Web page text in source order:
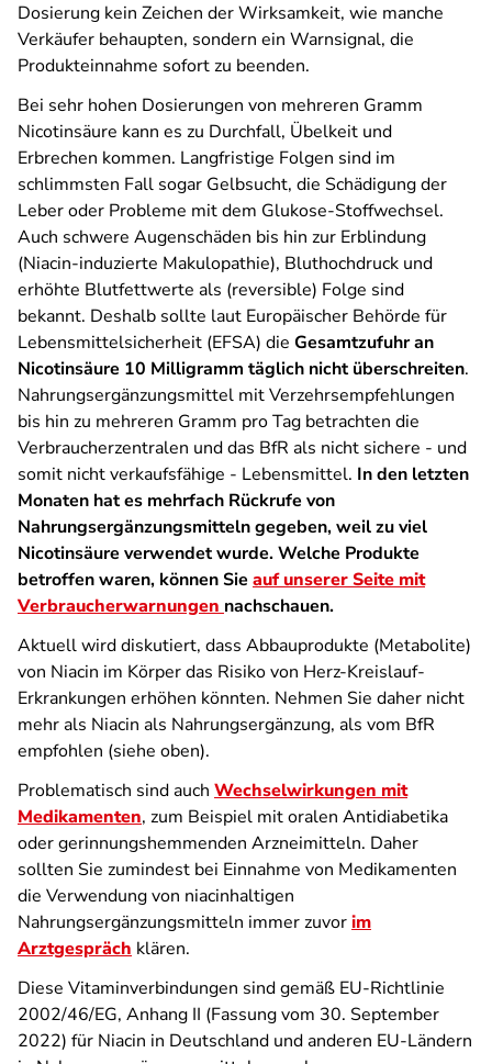
Dosierung kein Zeichen der Wirksamkeit, wie manche
Verkäufer behaupten, sondern ein Warnsignal, die
Produkteinnahme sofort zu beenden.
Bei sehr hohen Dosierungen von mehreren Gramm
Nicotinsäure kann es zu Durchfall, Übelkeit und
Erbrechen kommen. Langfristige Folgen sind im
schlimmsten Fall sogar Gelbsucht, die Schädigung der
Leber oder Probleme mit dem Glukose-Stoffwechsel.
Auch schwere Augenschäden bis hin zur Erblindung
(Niacin-induzierte Makulopathie), Bluthochdruck und
erhöhte Blutfettwerte als (reversible) Folge sind
bekannt. Deshalb sollte laut Europäischer Behörde für
Lebensmittelsicherheit (EFSA) die Gesamtzufuhr an
Nicotinsäure 10 Milligramm täglich nicht überschreiten.
Nahrungsergänzungsmittel mit Verzehrsempfehlungen
bis hin zu mehreren Gramm pro Tag betrachten die
Verbraucherzentralen und das BfR als nicht sichere - und
somit nicht verkaufsfähige - Lebensmittel. In den letzten
Monaten hat es mehrfach Rückrufe von
Nahrungsergänzungsmitteln gegeben, weil zu viel
Nicotinsäure verwendet wurde. Welche Produkte
betroffen waren, können Sie auf unserer Seite mit
Verbraucherwarnungen nachschauen.
Aktuell wird diskutiert, dass Abbauprodukte (Metabolite)
von Niacin im Körper das Risiko von Herz-Kreislauf-
Erkrankungen erhöhen könnten. Nehmen Sie daher nicht
mehr als Niacin als Nahrungsergänzung, als vom BfR
empfohlen (siehe oben).
Problematisch sind auch Wechselwirkungen mit
Medikamenten, zum Beispiel mit oralen Antidiabetika
oder gerinnungshemmenden Arzneimitteln. Daher
sollten Sie zumindest bei Einnahme von Medikamenten
die Verwendung von niacinhaltigen
Nahrungsergänzungsmitteln immer zuvorim
Arztgespräch klären.
Diese Vitaminverbindungen sind gemäß EU-Richtlinie
2002/46/EG, Anhang II (Fassung vom 30. September
2022) für Niacin in Deutschland und anderen EU-Ländern